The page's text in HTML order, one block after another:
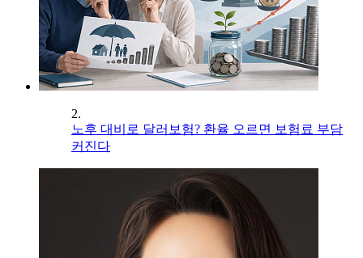
2.
노후 대비로 달러보험? 환율 오르면 보험료 부담
커진다